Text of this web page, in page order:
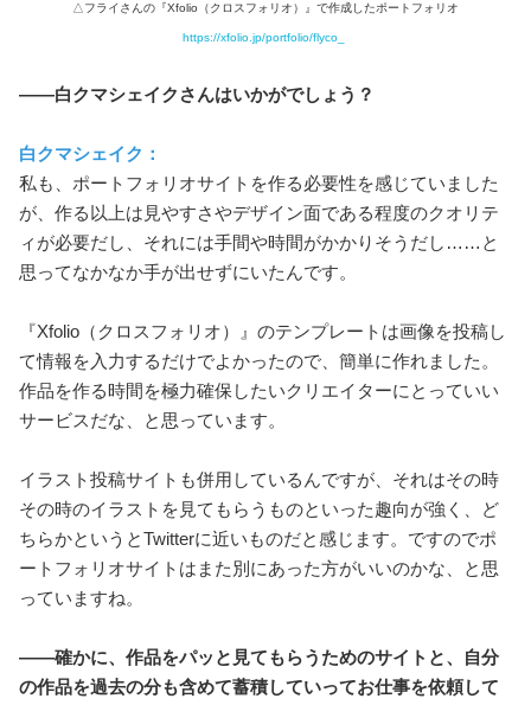
△フライさんの『Xfolio（クロスフォリオ）』で作成したポートフォリオ
https://xfolio.jp/portfolio/flyco_
――白クマシェイクさんはいかがでしょう？
白クマシェイク：
私も、ポートフォリオサイトを作る必要性を感じていました
が、作る以上は見やすさやデザイン面である程度のクオリテ
ィが必要だし、それには手間や時間がかかりそうだし……と
思ってなかなか手が出せずにいたんです。
『Xfolio（クロスフォリオ）』のテンプレートは画像を投稿し
て情報を入力するだけでよかったので、簡単に作れました。
作品を作る時間を極力確保したいクリエイターにとっていい
サービスだな、と思っています。
イラスト投稿サイトも併用しているんですが、それはその時
その時のイラストを見てもらうものといった趣向が強く、ど
ちらかというとTwitterに近いものだと感じます。ですのでポ
ートフォリオサイトはまた別にあった方がいいのかな、と思
っていますね。
――確かに、作品をパッと見てもらうためのサイトと、自分
の作品を過去の分も含めて蓄積していってお仕事を依頼して